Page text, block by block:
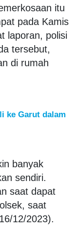
itu
pada Kamis
laporan, polisi
tersebut,
di rumah
ke Garut dalam
banyak
sendiri.
saat dapat
saat
12/2023).